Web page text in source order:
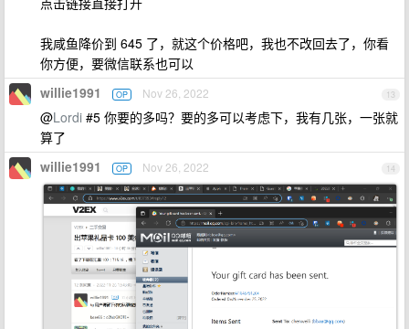
我咸鱼降价到 645 了，就这个价格吧，我也不改回去了，你看
你方便，要微信联系也可以
13
willie1991 OP Nov 26, 2022
@Lordi #5 你要的多吗？要的多可以考虑下，我有几张，一张就
算了
14
willie1991 OP Nov 26, 2022